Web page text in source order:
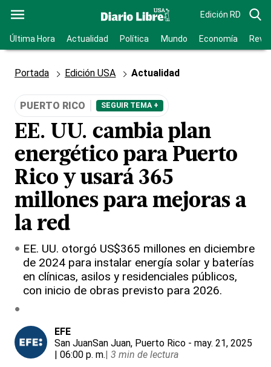
Edición RD
Última Hora Actualidad Política Mundo Economía
Portada Edición USA Actualidad
PUERTO RICO SEGUIR TEMA +
EE. UU. cambia plan
energético para Puerto
Rico y usará 365
millones para mejoras a
la red
EE. UU. otorgó US$365 millones en diciembre
de 2024 para instalar energía solar y baterías
en clínicas, asilos y residenciales públicos,
con inicio de obras previsto para 2026.
EFE
San JuanSan Juan, Puerto Rico - may. 21, 2025
| 06:00 p. m.| 3 min de lectura